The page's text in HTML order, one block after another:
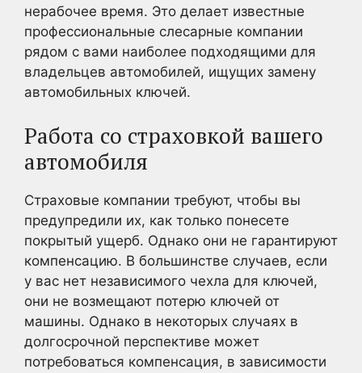
нерабочее время. Это делает известные
профессиональные слесарные компании
рядом с вами наиболее подходящими для
владельцев автомобилей, ищущих замену
автомобильных ключей.
Работа со страховкой вашего
автомобиля
Страховые компании требуют, чтобы вы
предупредили их, как только понесете
покрытый ущерб. Однако они не гарантируют
компенсацию. В большинстве случаев, если
у вас нет независимого чехла для ключей,
они не возмещают потерю ключей от
машины. Однако в некоторых случаях в
долгосрочной перспективе может
потребоваться компенсация, в зависимости